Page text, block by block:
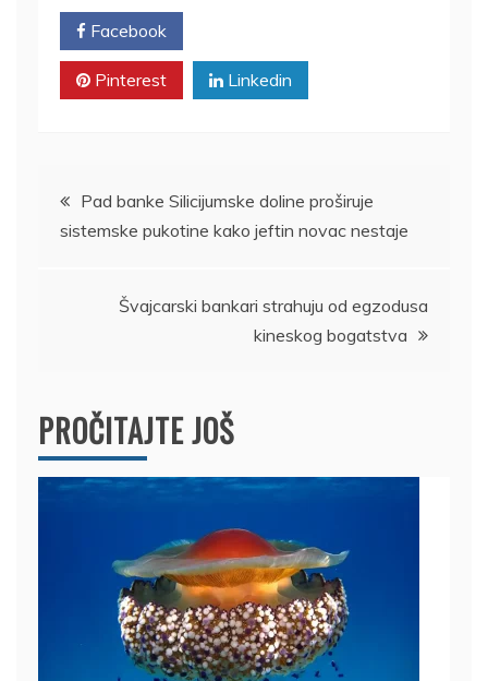
Facebook
Pinterest Linkedin
Kretanje
članka
Pad banke Silicijumske doline proširuje
sistemske pukotine kako jeftin novac nestaje
Švajcarski bankari strahuju od egzodusa
kineskog bogatstva
PROČITAJTE JOŠ